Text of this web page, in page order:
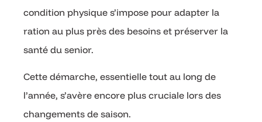
condition physique s’impose pour adapter la
ration au plus près des besoins et préserver la
santé du senior.
Cette démarche, essentielle tout au long de
l’année, s’avère encore plus cruciale lors des
changements de saison.